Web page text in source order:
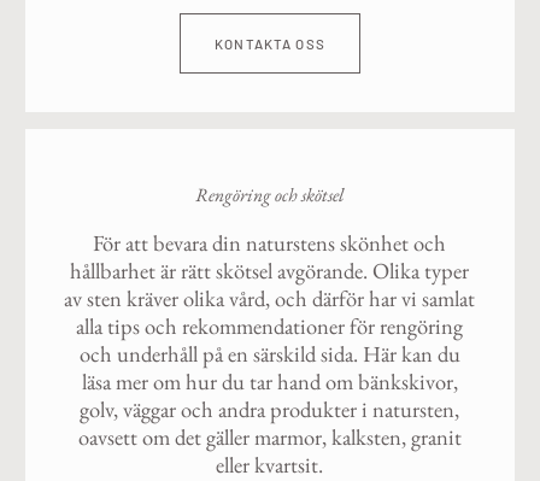
KONTAKTA OSS
Rengöring och skötsel
För att bevara din naturstens skönhet och
hållbarhet är rätt skötsel avgörande. Olika typer
av sten kräver olika vård, och därför har vi samlat
alla tips och rekommendationer för rengöring
och underhåll på en särskild sida. Här kan du
läsa mer om hur du tar hand om bänkskivor,
golv, väggar och andra produkter i natursten,
oavsett om det gäller marmor, kalksten, granit
eller kvartsit.